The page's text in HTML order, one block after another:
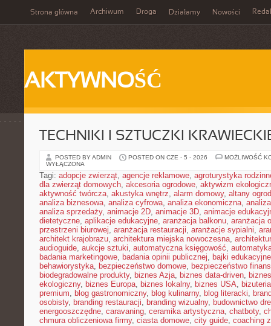
Strona główna Archiwum Droga Działamy Nowości
AKTYWNOŚĆ
TECHNIKI I SZTUCZKI
POSTED BY ADMIN POSTED ON CZE - 5 - 2026
MOŻLIWOŚĆ
WYŁĄCZONA
Tagi: adopcje zwierząt, agencje reklamowe, agroturystyka
dla zwierząt domowych, akcesoria ogrodowe, aktywizm
aktywność twórcza, akustyka wnętrz, alarm domowy, altany
analiza biznesowa, analiza cyfrowa, analiza ekonomiczna,
analiza sprzedaży, animacje 2D, animacje 3D, animacje
dietetyczne, aplikacje edukacyjne, aranżacja balkonu, aranżacja
przestrzeni biurowej, aranżacja restauracji, aranżacje sypialni,
architekt krajobrazu, architektura miejska nowoczesna,
audioguide, aukcje sztuki, automatyczna księgowość,
badania marketingowe, badania opinii publicznej, bajki edukacyjne
behawiorystyka, bezpieczeństwo domowe, bezpieczeństwo
biodegradowalne produkty, biznes Azja, biznes data-driven,
ekologiczny, biznes Europa, biznes lokalny, biznes USA,
premium, blog gastronomiczny, blog kulinarny, blog literacki,
osobisty, branding restauracji, branding wizualny, budownictwo
energooszczędne, caravaning, ceramika artystyczna, chatboty,
chmura obliczeniowa firmy, ciasta domowe, city guide, coaching